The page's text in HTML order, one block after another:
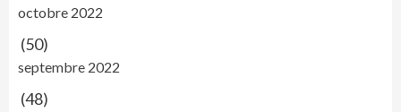
octobre 2022
(50)
septembre 2022
(48)